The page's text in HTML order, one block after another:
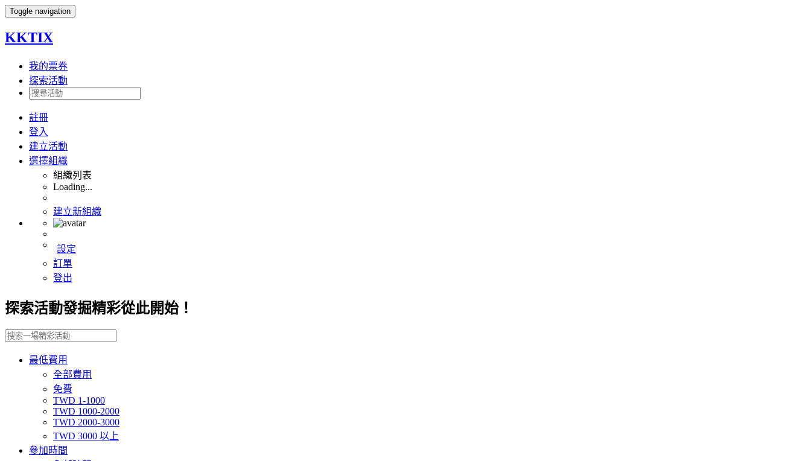
Toggle navigation
KKTIX
我的票券
探索活動
註冊
登入
建立活動
選擇組織
組織列表
Loading...
建立新組織
設定
訂單
登出
探索活動發掘精彩從此開始！
最低費用
全部費用
免費
TWD 1-1000
TWD 1000-2000
TWD 2000-3000
TWD 3000 以上
參加時間